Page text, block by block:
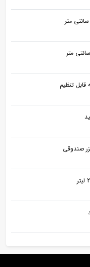
قابل تنظیم
صندوقی